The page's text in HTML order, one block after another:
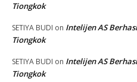
Tiongkok
SETIYA BUDI on Intelijen AS
Tiongkok
SETIYA BUDI on Intelijen AS
Tiongkok